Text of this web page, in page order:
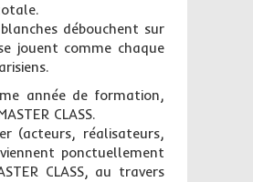
débouchent sur
jouent comme chaque
année de formation,
CLASS.
(acteurs, réalisateurs,
ponctuellement
CLASS, au travers